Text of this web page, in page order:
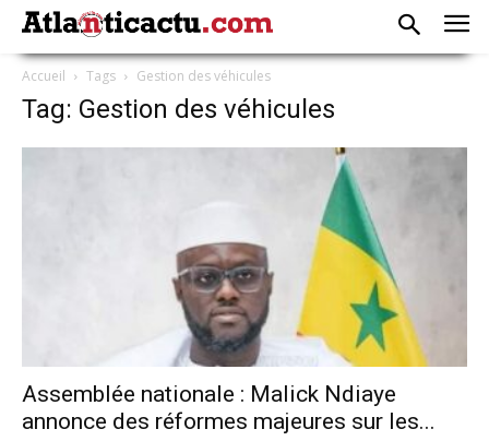
Accueil Tags Gestion des véhicules
Tag: Gestion des véhicules
Assemblée nationale : Malick Ndiaye
annonce des réformes majeures sur les...